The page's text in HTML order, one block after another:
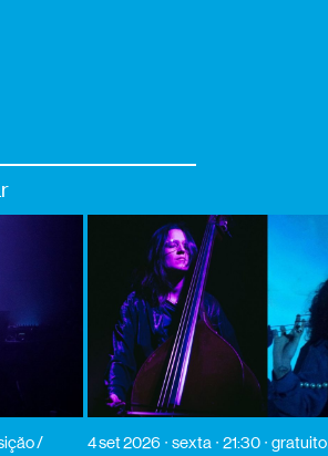
/
4 set 2026 sexta 21:30 gratuito